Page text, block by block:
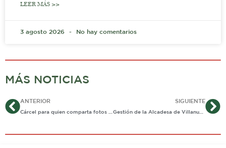
LEER MÁS >>
3 agosto 2026 No hay comentarios
MÁS NOTICIAS
AntANTERIOR SIGUIENTE
Gestión de la Alcadesa de Villanueva «Alzó vuelo»